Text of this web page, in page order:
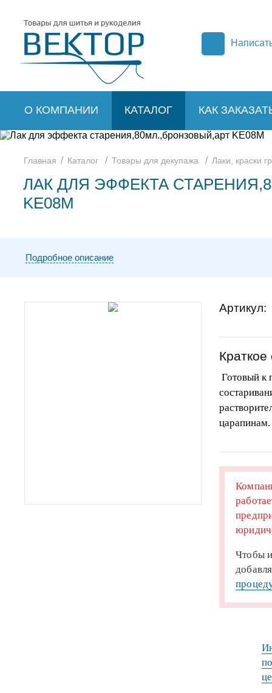
О КОМПАНИИ КАТАЛОГ КАК
Главная / Каталог / Товары для декупажа / Лаки, краски
ЛАК ДЛЯ ЭФФЕКТА
KE08М
Подробное описание
Артикул:
Готовый к
Чтобы